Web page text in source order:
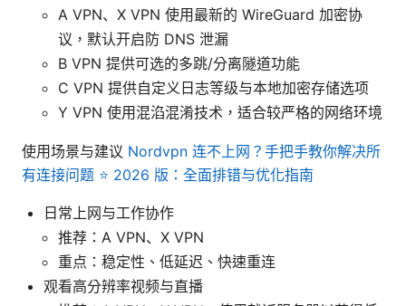
A VPN、X VPN 使用最新的 WireGuard 加密协
议，默认开启防 DNS 泄漏
B VPN 提供可选的多跳/分离隧道功能
C VPN 提供自定义日志等级与本地加密存储选项
Y VPN 使用混淊混淆技术，适合较严格的网络环境
使用场景与建议 Nordvpn 连不上网？手把手教你解决所
有连接问题 ⭐ 2026 版：全面排错与优化指南
日常上网与工作协作
推荐：A VPN、X VPN
重点：稳定性、低延迟、快速重连
观看高分辨率视频与直播